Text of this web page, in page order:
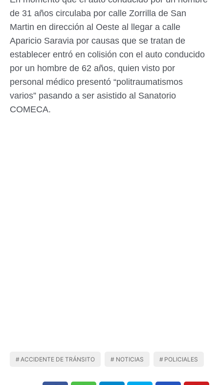
de 31 años circulaba por calle Zorrilla de San
Martin en dirección al Oeste al llegar a calle
Aparicio Saravia por causas que se tratan de
establecer entró en colisión con el auto conducido
por un hombre de 62 años, quien visto por
personal médico presentó “politraumatismos
varios” pasando a ser asistido al Sanatorio
COMECA.
ACCIDENTE DE TRÁNSITO NOTICIAS POLICIALES